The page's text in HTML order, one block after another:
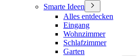
Smarte Ideen
Alles entdecken
Eingang
Wohnzimmer
Schlafzimmer
Garten